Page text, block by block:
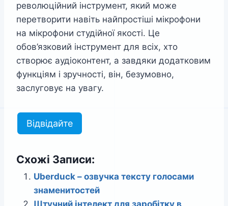
революційний інструмент, який може
перетворити навіть найпростіші мікрофони
на мікрофони студійної якості. Це
обов’язковий інструмент для всіх, хто
створює аудіоконтент, а завдяки додатковим
функціям і зручності, він, безумовно,
заслуговує на увагу.
Відвідайте
Схожі Записи:
Uberduck – озвучка тексту голосами
знаменитостей
Штучний інтелект для заробітку в